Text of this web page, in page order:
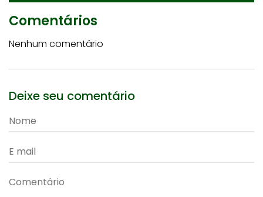
Comentários
Nenhum comentário
Deixe seu comentário